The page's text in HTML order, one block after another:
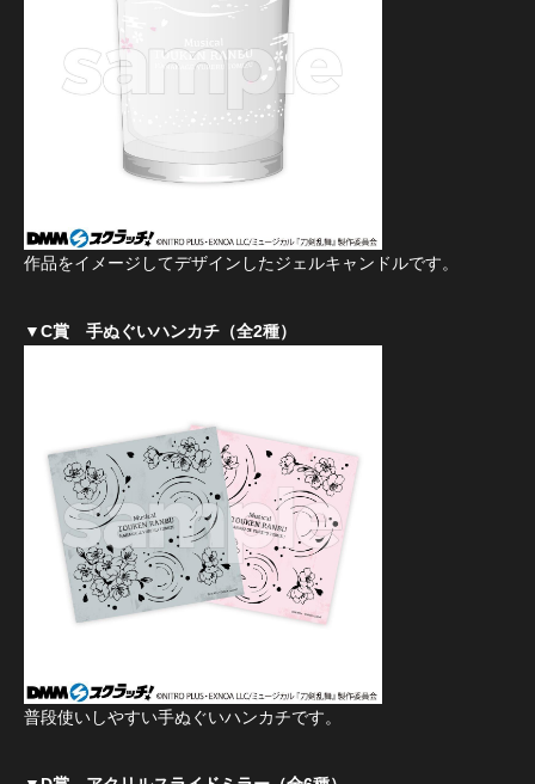
作品をイメージしてデザインしたジェルキャンドルです。
▼C賞 手ぬぐいハンカチ（全2種）
普段使いしやすい手ぬぐいハンカチです。